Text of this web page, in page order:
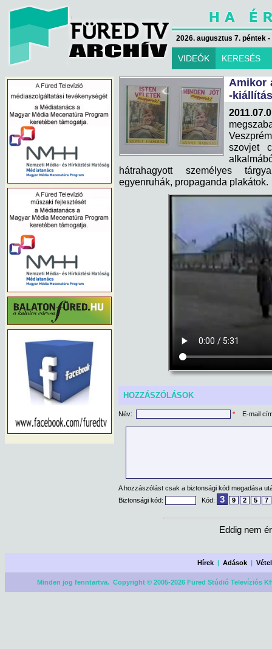
2026. augusztus 7. péntek
VIDEÓK KERESÉS
Amikor
-kiállítás
szovjet
hátrahagyott személyes
egyenruhák, propaganda plakátok.
HOZZÁSZÓLÁSOK
Név: * E-mail
A hozzászólást csak a biztonsági kód megadása
Biztonsági kód:
Kód: 3 9 2 5 7
Eddig nem
Hírek |Adások |
Minden jog fenntartva. Copyright © 2005-2026 Füred Stúdió Televíziós